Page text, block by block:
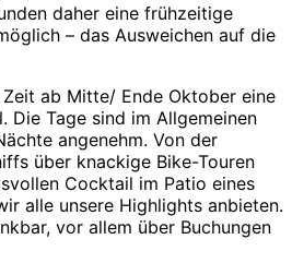
daher eine frühzeitige
– das Ausweichen auf die
ab Mitte/ Ende Oktober eine
Die Tage sind im Allgemeinen
angenehm. Von der
über knackige Bike-Touren
Cocktail im Patio eines
alle unsere Highlights anbieten.
vor allem über Buchungen